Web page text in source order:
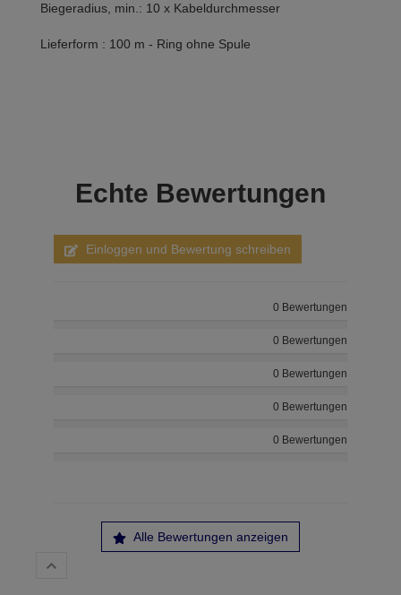
Biegeradius, min.: 10 x Kabeldurchmesser
Lieferform : 100 m - Ring ohne Spule
Echte Bewertungen
Einloggen und Bewertung schreiben
0 Bewertungen
0 Bewertungen
0 Bewertungen
0 Bewertungen
0 Bewertungen
Alle Bewertungen anzeigen